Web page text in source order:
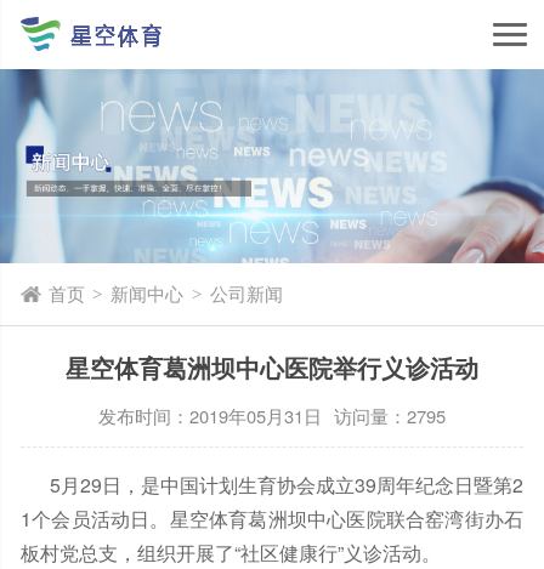
首页 > 新闻中心 > 公司新闻
星空体育葛洲坝中心医院举行义诊活动
发布时间：2019年05月31日 访问量：2795
5月29日，是中国计划生育协会成立39周年纪念日暨第2
1个会员活动日。星空体育葛洲坝中心医院联合窑湾街办石
板村党总支，组织开展了“社区健康行”义诊活动。